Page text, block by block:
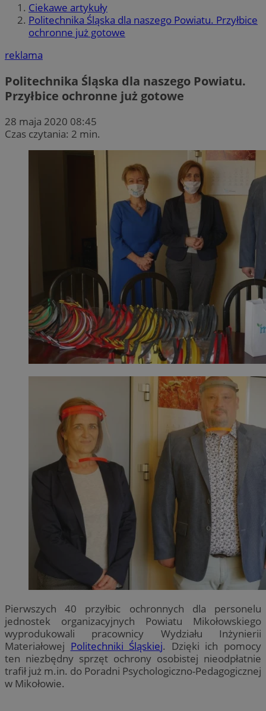
Ciekawe artykuły
Politechnika Śląska dla naszego Powiatu. Przyłbice
ochronne już gotowe
reklama
Politechnika Śląska dla naszego Powiatu.
Przyłbice ochronne już gotowe
28 maja 2020 08:45
Czas czytania: 2 min.
Pierwszych 40 przyłbic ochronnych dla personelu
jednostek organizacyjnych Powiatu Mikołowskiego
wyprodukowali pracownicy Wydziału Inżynierii
Materiałowej Politechniki Śląskiej. Dzięki ich pomocy
ten niezbędny sprzęt ochrony osobistej nieodpłatnie
trafił już m.in. do Poradni Psychologiczno-Pedagogicznej
w Mikołowie.